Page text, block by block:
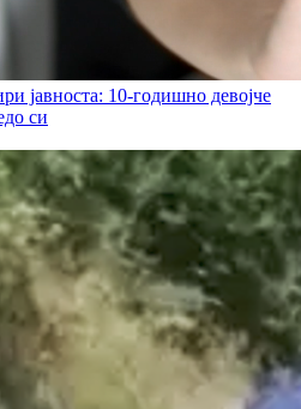
јавноста: 10-годишно девојче
си